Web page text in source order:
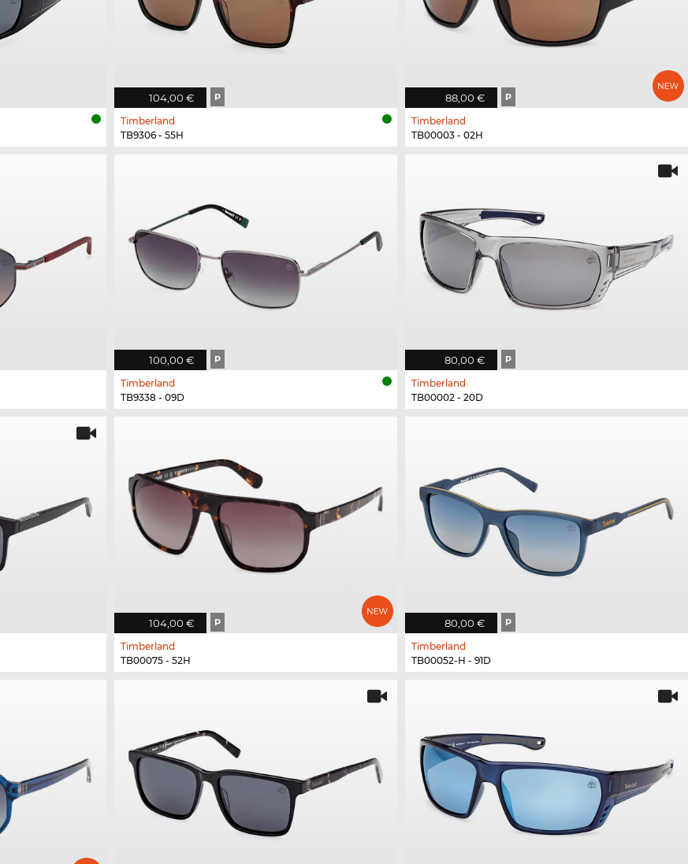
104,00 € P
Timberland
TB9306 - 55H
88,00 € P
Timberland
TB00003 - 02H
100,00 € P
Timberland
TB9338 - 09D
80,00 € P
Timberland
TB00002 - 20D
104,00 € P
Timberland
TB00075 - 52H
80,00 € P
Timberland
TB00052-H - 91D